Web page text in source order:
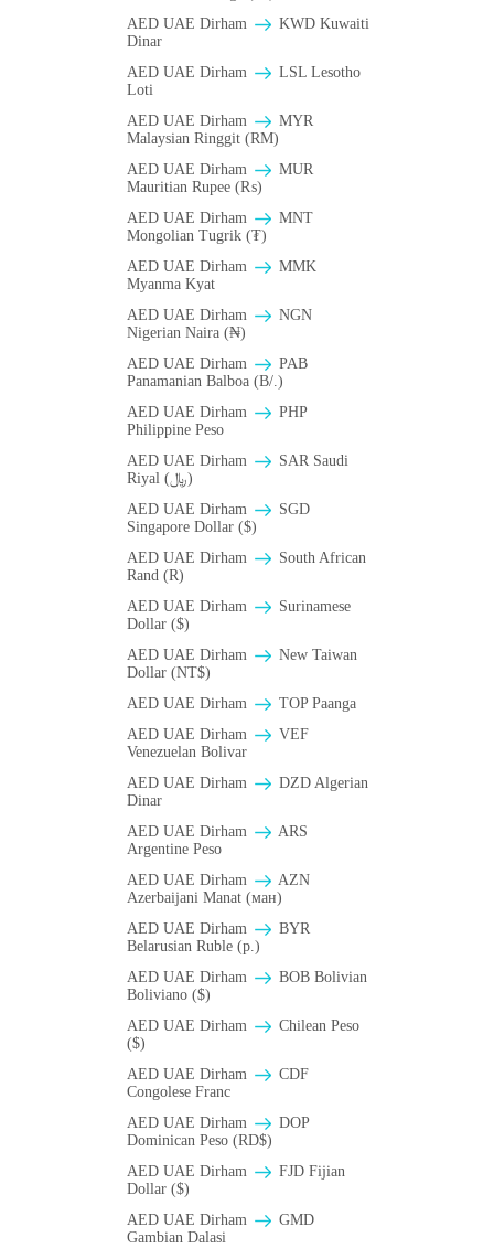
AED UAE Dirham
KWD Kuwaiti
Dinar
AED UAE Dirham
LSL Lesotho
Loti
AED UAE Dirham
MYR
Malaysian Ringgit (RM)
AED UAE Dirham
MUR
Mauritian Rupee (₨)
AED UAE Dirham
MNT
Mongolian Tugrik (₮)
AED UAE Dirham
MMK
Myanma Kyat
AED UAE Dirham
NGN
Nigerian Naira (₦)
AED UAE Dirham
PAB
Panamanian Balboa (B/.)
AED UAE Dirham
PHP
Philippine Peso
AED UAE Dirham
SAR Saudi
Riyal (﷼)
AED UAE Dirham
SGD
Singapore Dollar ($)
AED UAE Dirham
South African
Rand (R)
AED UAE Dirham
Surinamese
Dollar ($)
AED UAE Dirham
New Taiwan
Dollar (NT$)
AED UAE Dirham
TOP Paanga
AED UAE Dirham
VEF
Venezuelan Bolivar
AED UAE Dirham
DZD Algerian
Dinar
AED UAE Dirham
ARS
Argentine Peso
AED UAE Dirham
AZN
Azerbaijani Manat (ман)
AED UAE Dirham
BYR
Belarusian Ruble (p.)
AED UAE Dirham
BOB Bolivian
Boliviano ($)
AED UAE Dirham
Chilean Peso
($)
AED UAE Dirham
CDF
Congolese Franc
AED UAE Dirham
DOP
Dominican Peso (RD$)
AED UAE Dirham
FJD Fijian
Dollar ($)
AED UAE Dirham
GMD
Gambian Dalasi